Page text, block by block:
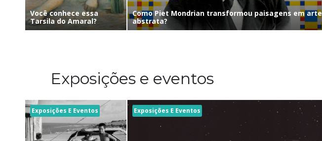
Você conhece essa
Tarsila do Amaral?
Como Piet Mondrian transformou paisagens em arte
abstrata?
Exposições e eventos
Exposições E Eventos Exposições E Eventos